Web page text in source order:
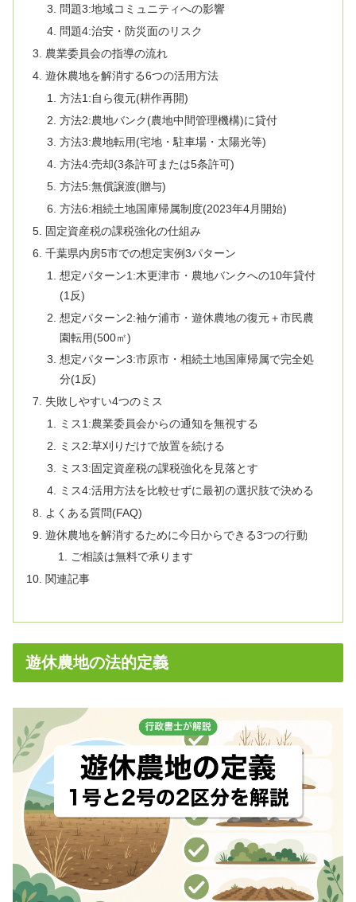
問題3:地域コミュニティへの影響
問題4:治安・防災面のリスク
農業委員会の指導の流れ
遊休農地を解消する6つの活用方法
方法1:自ら復元(耕作再開)
方法2:農地バンク(農地中間管理機構)に貸付
方法3:農地転用(宅地・駐車場・太陽光等)
方法4:売却(3条許可または5条許可)
方法5:無償譲渡(贈与)
方法6:相続土地国庫帰属制度(2023年4月開始)
固定資産税の課税強化の仕組み
千葉県内房5市での想定実例3パターン
想定パターン1:木更津市・農地バンクへの10年貸付
(1反)
想定パターン2:袖ケ浦市・遊休農地の復元＋市民農
園転用(500㎡)
想定パターン3:市原市・相続土地国庫帰属で完全処
分(1反)
失敗しやすい4つのミス
ミス1:農業委員会からの通知を無視する
ミス2:草刈りだけで放置を続ける
ミス3:固定資産税の課税強化を見落とす
ミス4:活用方法を比較せずに最初の選択肢で決める
よくある質問(FAQ)
遊休農地を解消するために今日からできる3つの行動
ご相談は無料で承ります
関連記事
遊休農地の法的定義